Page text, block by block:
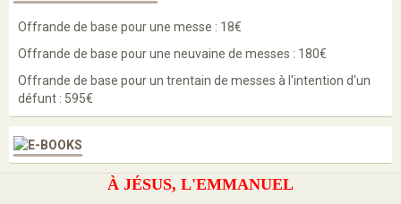
Prières
Bénédictions
Médailles
Scapulaires
À JÉSUS, L'EMMANUEL
Offrande de base pour une messe : 18€
Offrande de base pour une neuvaine de messes : 180€
Offrande de base pour un trentain de messes à l'intention d'un
défunt : 595€